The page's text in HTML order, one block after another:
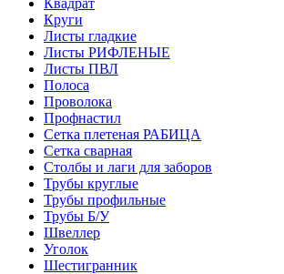
Квадрат
Круги
Листы гладкие
Листы РИФЛЕНЫЕ
Листы ПВЛ
Полоса
Проволока
Профнастил
Сетка плетеная РАБИЦА
Сетка сварная
Столбы и лаги для заборов
Трубы круглые
Трубы профильные
Трубы Б/У
Швеллер
Уголок
Шестигранник